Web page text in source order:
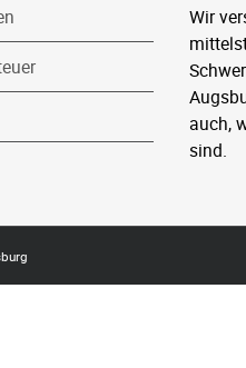
Wir
auch,
sind.